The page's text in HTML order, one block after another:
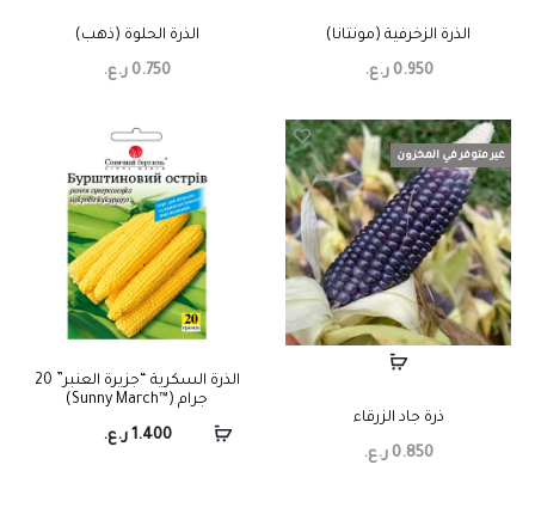
الذرة الزخرفية (مونتانا)
0.950 ر.ع.
الذرة الحلوة (ذهب)
0.750 ر.ع.
غير متوفر في المخزون
ذرة جاد الزرقاء
0.850 ر.ع.
الذرة السكرية “جزيرة العنبر” 20
جرام (™Sunny March)
1.400 ر.ع.